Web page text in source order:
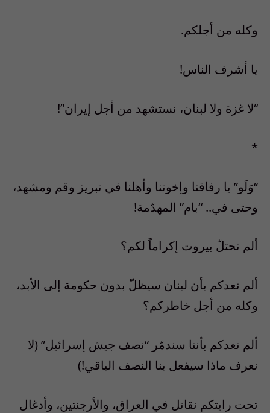
وكله من أجلكم.
يا أشرف الناس!
“لا غزة ولا لبنان، نستشهد من أجل إيران”!
*
“وَلَو” يا رفاقنا وإخوتنا وأهلنا في تبريز وقم ومشهد،
وحتى في.. “بام” المهدّمة!
ألم نحتلّ بيروت إكراماً لكم؟
ألم نعدكم بأن لبنان سيظلّ بدون حكومة إلى الأبد،
وكله من أجل خاطركم؟
ألم نعدكم بأننا سندمّر “نصف جيش إسرائيل” (لا
نعرف ماذا سيفعل بنا النصف الباقي!)
تحت رايتكم نقاتل في العراق، والأرجنتين، وأدغال